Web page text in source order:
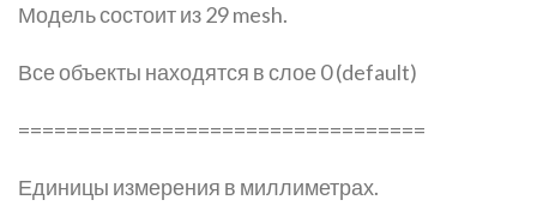
Модель состоит из 29 mesh.
Все объекты находятся в слое 0 (default)
==================================
Единицы измерения в миллиметрах.